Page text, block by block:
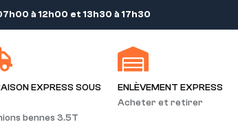
à 12h00 et 13h30 à 17h30
EXPRESS SOUS
bennes 3.5T
ENLÈVEMENT EXPRESS
Acheter et retirer